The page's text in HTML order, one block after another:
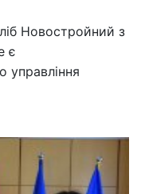
Новостройний з
є
управління